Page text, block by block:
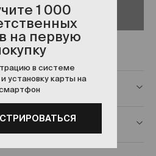
наличии
1 000
на первую
в системе
установку карты на